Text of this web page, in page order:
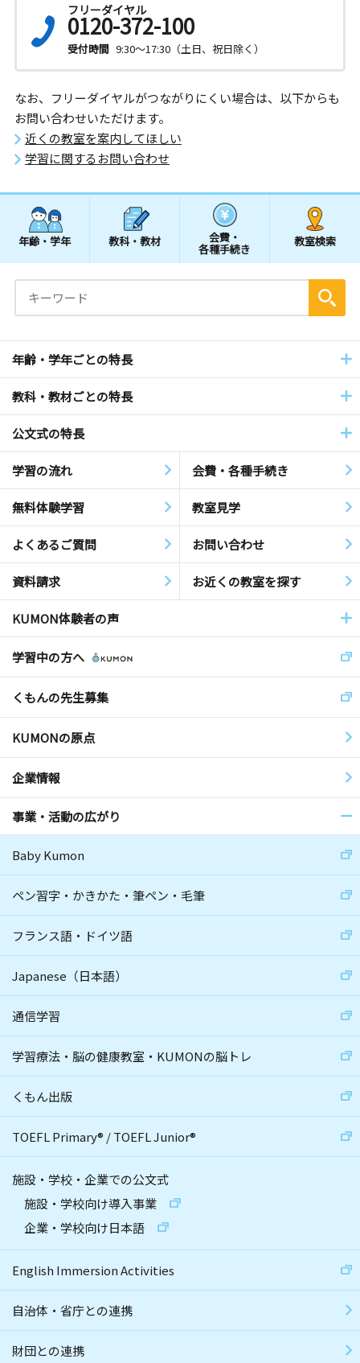
フリーダイヤル
0120-372-100
受付時間 9:30～17:30（土日、祝日除く）
なお、フリーダイヤルがつながりにくい場合は、以下からも
お問い合わせいただけます。
近くの教室を案内してほしい
学習に関するお問い合わせ
年齢・学年 教科・教材 会費・
各種手続き
教室検索
年齢・学年ごとの特長
教科・教材ごとの特長
公文式の特長
学習の流れ 会費・各種手続き
無料体験学習 教室見学
よくあるご質問 お問い合わせ
資料請求 お近くの教室を探す
KUMON体験者の声
学習中の方へ
くもんの先生募集
KUMONの原点
企業情報
事業・活動の広がり
Baby Kumon
ペン習字・かきかた・筆ペン・毛筆
フランス語・ドイツ語
Japanese（日本語）
通信学習
学習療法・脳の健康教室・KUMONの脳トレ
くもん出版
TOEFL Primary® /TOEFL Junior®
施設・学校・企業での公文式
施設・学校向け導入事業
企業・学校向け日本語
English Immersion Activities
自治体・省庁との連携
財団との連携